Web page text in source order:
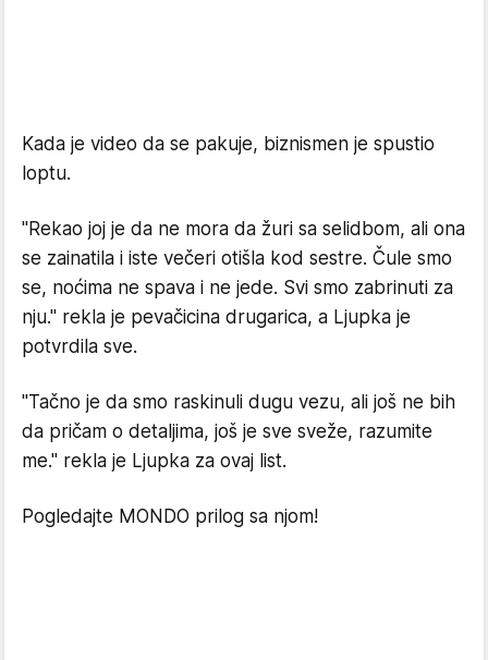
Kada je video da se pakuje, biznismen je spustio
loptu.
"Rekao joj je da ne mora da žuri sa selidbom, ali ona
se zainatila i iste večeri otišla kod sestre. Čule smo
se, noćima ne spava i ne jede. Svi smo zabrinuti za
nju." rekla je pevačicina drugarica, a Ljupka je
potvrdila sve.
"Tačno je da smo raskinuli dugu vezu, ali još ne bih
da pričam o detaljima, još je sve sveže, razumite
me." rekla je Ljupka za ovaj list.
Pogledajte MONDO prilog sa njom!